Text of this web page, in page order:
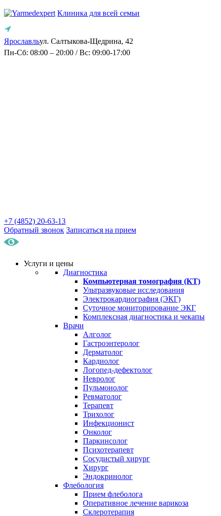
Клиника для всей семьи
Ярославльул. Салтыкова-Щедрина, 42
Пн-Сб: 08:00 – 20:00 / Вс: 09:00-17:00
+7 (4852) 20-63-13
Обратный звонок Записаться на прием
Услуги и цены
Диагностика
Компьютерная томография (КТ)
Ультразвуковые исследования
Электрокардиография (ЭКГ)
Суточное мониторирование ЭКГ
Комплексная диагностика и чекапы
Врачи
Алголог
Гастроэнтеролог
Дерматолог
Кардиолог
Логопед-дефектолог
Невролог
Пульмонолог
Ревматолог
Терапевт
Трихолог
Инфекционист
Онколог
Паркинсолог
Психотерапевт
Сосудистый хирург
Хирург
Эндокринолог
Флебология
Прием флеболога
Оперативное лечение варикоза
Склеротерапия